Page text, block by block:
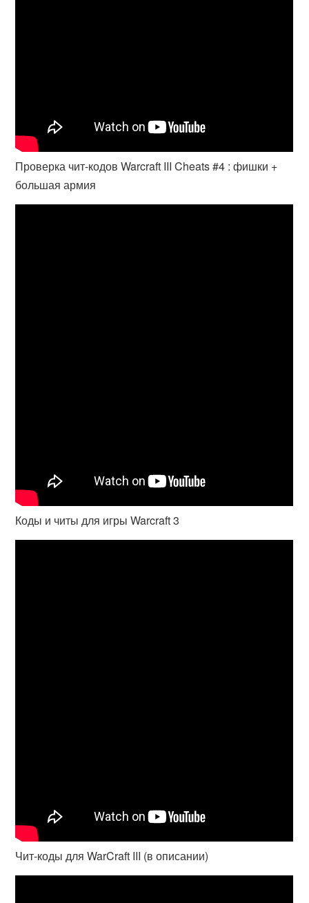
Проверка чит-кодов Warcraft III Cheats #4 : фишки +
большая армия
Коды и читы для игры Warcraft 3
Чит-коды для WarCraft III (в описании)